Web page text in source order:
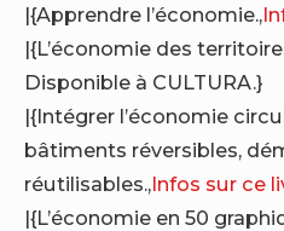
|{Apprendre l’économie.,
|{L’économie des
Disponible à CULTURA.}
|{Intégrer l’économie
bâtiments réversibles,
réutilisables.,Infos sur ce
|{L’économie en 50